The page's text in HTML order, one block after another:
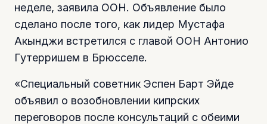
неделе, заявила ООН. Объявление было
сделано после того, как лидер Мустафа
Акынджи встретился с главой ООН Антонио
Гутерришем в Брюсселе.
«Специальный советник Эспен Барт Эйде
объявил о возобновлении кипрских
переговоров после консультаций с обеими